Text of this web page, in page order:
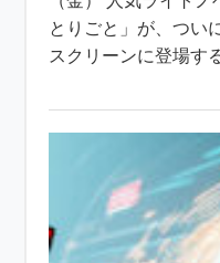
とりごと」が、つい
スクリーンに登場す